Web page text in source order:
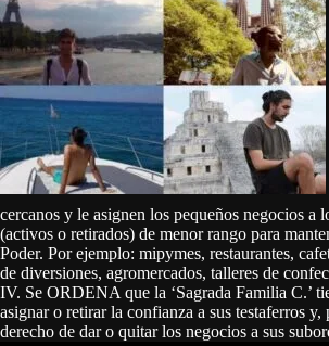
cercanos y le asignen los pequeños negocios a
(activos o retirados) de menor rango para
Poder. Por ejemplo: mipymes, restaurantes,
de diversiones, agromercados, talleres de
IV. Se ORDENA que la ‘Sagrada Familia C.’
asignar o retirar la confianza a sus testaferros y,
derecho de dar o quitar los negocios a sus